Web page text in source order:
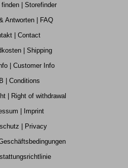
| Storefinder
Antworten | FAQ
| Contact
| Shipping
| Customer Info
| Conditions
| Right of withdrawal
| Imprint
| Privacy